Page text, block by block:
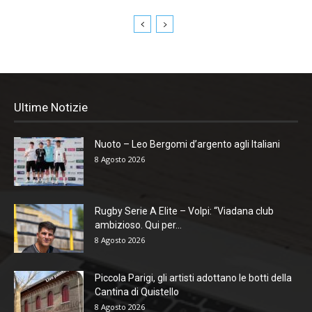
Ultime Notizie
Nuoto – Leo Bergomi d’argento agli Italiani
8 Agosto 2026
Rugby Serie A Elite – Volpi: “Viadana club
ambizioso. Qui per...
8 Agosto 2026
Piccola Parigi, gli artisti adottano le botti della
Cantina di Quistello
8 Agosto 2026